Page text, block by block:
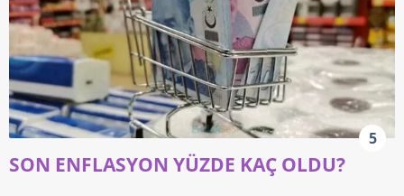
5
SON ENFLASYON YÜZDE KAÇ OLDU?